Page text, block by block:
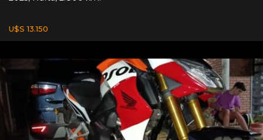
U$S 13.150